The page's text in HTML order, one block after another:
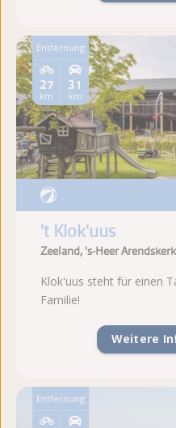
Entfernung
31
km
27
km
't Klok'uus
Zeeland, 's-Heer
Klok'uus steht für einen
Familie!
Weitere
Entfernung